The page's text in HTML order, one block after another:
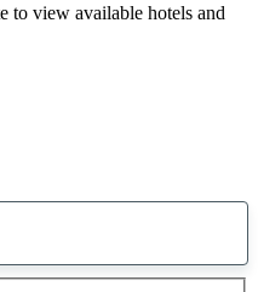
to view available hotels and